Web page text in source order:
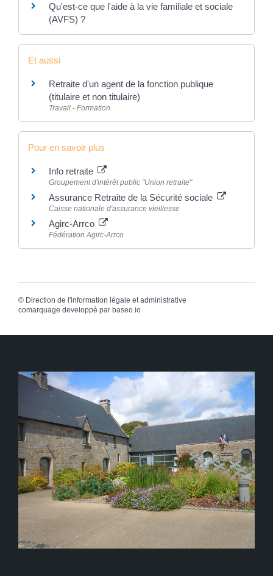
Qu'est-ce que l'aide à la vie familiale et sociale
(AVFS) ?
Et aussi
Retraite d'un agent de la fonction publique
(titulaire et non titulaire)
Travail - Formation
Pour en savoir plus
Info retraite
Groupement d'intérêt public "Union retraite"
Assurance Retraite de la Sécurité sociale
Caisse nationale d'assurance vieillesse
Agirc-Arrco
Fédération Agirc-Arrco
© Direction de l'information légale et administrative
comarquage developpé par baseo.io